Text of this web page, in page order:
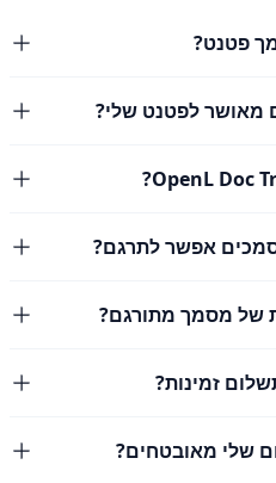
פטנט?
מאושר לפטנט שלי?
אפשר לתרגם?
של מסמך מתורגם?
זמינות?
שלי מאובטחים?